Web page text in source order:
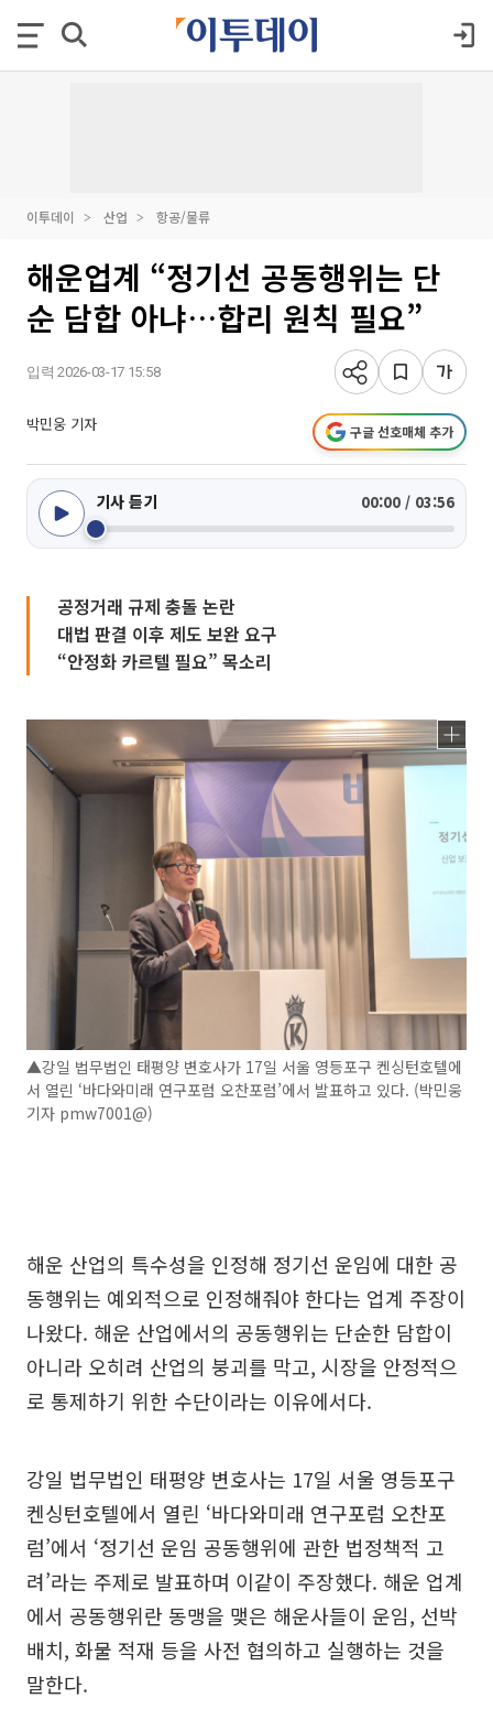
이투데이 산업 항공/물류
해운업계 “정기선 공동행위는 단
순 담합 아냐…합리 원칙 필요”
입력 2026-03-17 15:58
박민웅 기자 구글 선호매체 추가
기사 듣기 00:00 / 03:56
공정거래 규제 충돌 논란
대법 판결 이후 제도 보완 요구
“안정화 카르텔 필요” 목소리
▲강일 법무법인 태평양 변호사가 17일 서울 영등포구 켄싱턴호텔에
서 열린 ‘바다와미래 연구포럼 오찬포럼’에서 발표하고 있다. (박민웅
기자 pmw7001@)
해운 산업의 특수성을 인정해 정기선 운임에 대한 공
동행위는 예외적으로 인정해줘야 한다는 업계 주장이
나왔다. 해운 산업에서의 공동행위는 단순한 담합이
아니라 오히려 산업의 붕괴를 막고, 시장을 안정적으
로 통제하기 위한 수단이라는 이유에서다.
강일 법무법인 태평양 변호사는 17일 서울 영등포구
켄싱턴호텔에서 열린 ‘바다와미래 연구포럼 오찬포
럼’에서 ‘정기선 운임 공동행위에 관한 법정책적 고
려’라는 주제로 발표하며 이같이 주장했다. 해운 업계
에서 공동행위란 동맹을 맺은 해운사들이 운임, 선박
배치, 화물 적재 등을 사전 협의하고 실행하는 것을
말한다.